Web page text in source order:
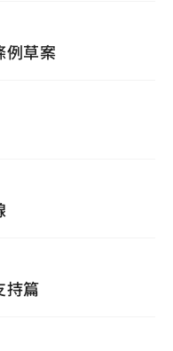
例草案
持篇